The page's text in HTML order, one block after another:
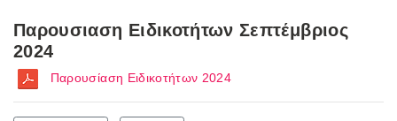
Παρουσιαση Ειδικοτήτων Σεπτέμβριος
2024
Παρουσίαση Ειδικοτήτων 2024